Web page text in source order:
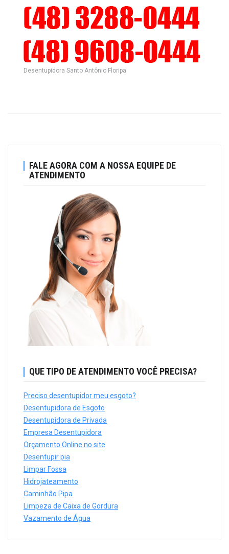
Desentupidora Santo Antônio Floripa
FALE AGORA COM A NOSSA EQUIPE DE
ATENDIMENTO
QUE TIPO DE ATENDIMENTO VOCÊ PRECISA?
Preciso desentupidor meu esgoto?
Desentupidora de Esgoto
Desentupidora de Privada
Empresa Desentupidora
Orçamento Online no site
Desentupir pia
Limpar Fossa
Hidrojateamento
Caminhão Pipa
Limpeza de Caixa de Gordura
Vazamento de Água